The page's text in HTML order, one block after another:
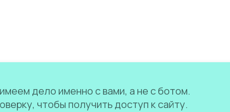
дело именно с вами, а не с ботом.
чтобы получить доступ к сайту.